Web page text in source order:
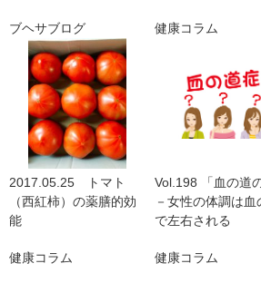
ブヘサブログ
2017.05.25 トマト
（西紅柿）の薬膳的効
能
健康コラム
Vol.198 「血の道
－女性の体調は血
で左右される
健康コラム 健康コラム